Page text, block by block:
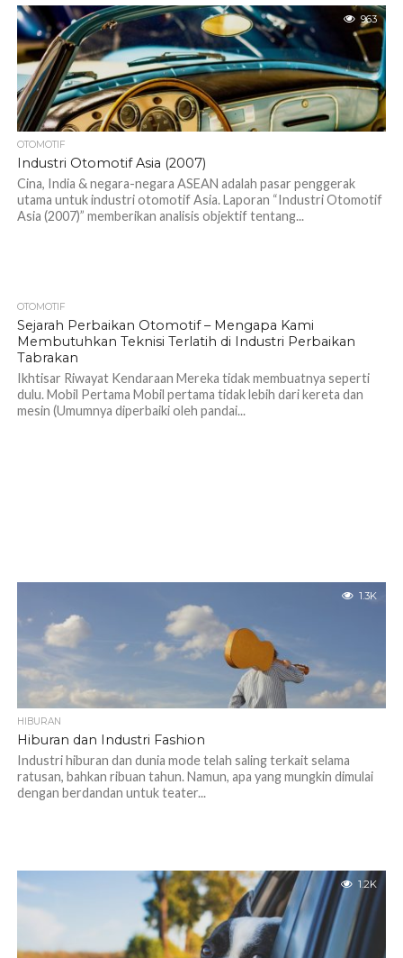
963
OTOMOTIF
Industri Otomotif Asia (2007)
Cina, India & negara-negara ASEAN adalah pasar penggerak
utama untuk industri otomotif Asia. Laporan “Industri Otomotif
Asia (2007)” memberikan analisis objektif tentang...
OTOMOTIF
Sejarah Perbaikan Otomotif – Mengapa Kami
Membutuhkan Teknisi Terlatih di Industri Perbaikan
Tabrakan
Ikhtisar Riwayat Kendaraan Mereka tidak membuatnya seperti
dulu. Mobil Pertama Mobil pertama tidak lebih dari kereta dan
mesin (Umumnya diperbaiki oleh pandai...
1.3K
HIBURAN
Hiburan dan Industri Fashion
Industri hiburan dan dunia mode telah saling terkait selama
ratusan, bahkan ribuan tahun. Namun, apa yang mungkin dimulai
dengan berdandan untuk teater...
1.2K